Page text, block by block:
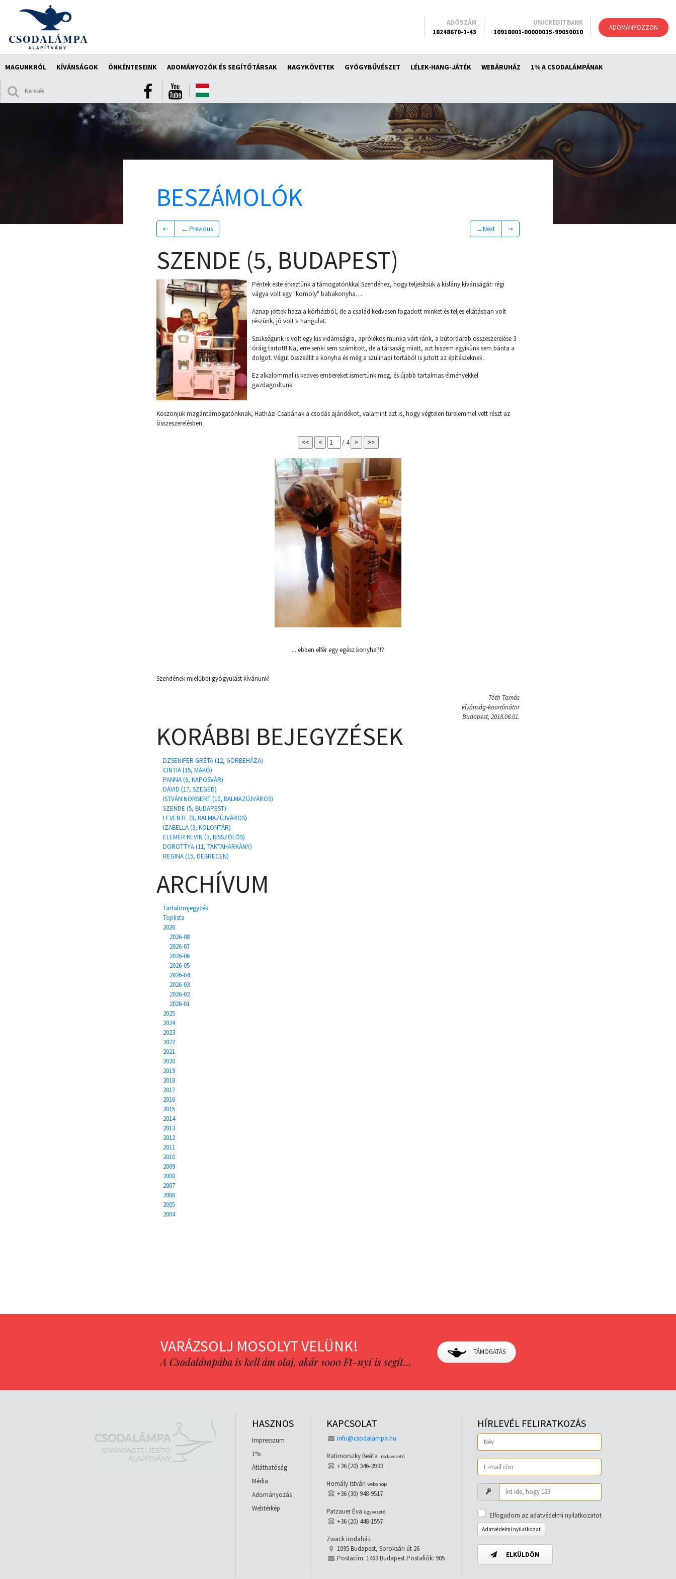
ADOMÁNYOZZON
MAGUNKRÓL KÍVÁNSÁGOK ÖNKÉNTESEINK ADOMÁNYOZÓK ÉS SEGÍTŐTÁRSAK NAGYKÖVETEK GYÓGYBŰVÉSZET LÉLEK-HANG-JÁTÉK WEBÁRUHÁZ 1% A CSODALÁMPÁNAK
ADÓSZÁM
18248670-1-43
UNICREDITBANK
10918001-00000015-99050010
BESZÁMOLÓK
⇠ ← Previous →Next ⇢
SZENDE (5, BUDAPEST)
Péntek este érkeztünk a támogatónkkal Szendéhez, hogy teljesítsük a kislány kívánságát: régi
vágya volt egy "komoly" babakonyha…
Aznap jöttek haza a kórházból, de a család kedvesen fogadott minket és teljes ellátásban volt
részünk, jó volt a hangulat.
Szükségünk is volt egy kis vidámságra, aprólékos munka várt ránk, a bútordarab összeszerelése 3
óráig tartott! Na, erre senki sem számított, de a társaság miatt, azt hiszem egyikünk sem bánta a
dolgot. Végül összeállt a konyha és még a szülinapi tortából is jutott az építészeknek.
Ez alkalommal is kedves embereket ismertünk meg, és újabb tartalmas élményekkel
gazdagodtunk.
Köszönjük magántámogatónknak, Hatházi Csabának a csodás ajándékot, valamint azt is, hogy végtelen türelemmel vett részt az
összeszerelésben.
/ 4
... ebben elfér egy egész konyha?!?
Szendének mielőbbi gyógyulást kívánunk!
Tóth Tamás
kívánság-koordinátor
Budapest, 2018.06.01.
KORÁBBI BEJEGYZÉSEK
DZSENIFER GRÉTA (12, GÖRBEHÁZA)
CINTIA (15, MAKÓ)
PANNA (6, KAPOSVÁR)
DÁVID (17, SZEGED)
ISTVÁN NORBERT (10, BALMAZÚJVÁROS)
SZENDE (5, BUDAPEST)
LEVENTE (8, BALMAZÚJVÁROS)
IZABELLA (3, KOLONTÁR)
ELEMÉR KEVIN (3, KISSZŐLŐS)
DOROTTYA (11, TAKTAHARKÁNY)
REGINA (15, DEBRECEN)
ARCHÍVUM
Tartalomjegyzék
Toplista
2026
2026-08
2026-07
2026-06
2026-05
2026-04
2026-03
2026-02
2026-01
2025
2024
2023
2022
2021
2020
2019
2018
2017
2016
2015
2014
2013
2012
2011
2010
2009
2008
2007
2006
2005
2004
VARÁZSOLJ MOSOLYT VELÜNK!
A Csodalámpába is kell ám olaj, akár 1000 Ft-nyi is segít…
TÁMOGATÁS
HASZNOS
Impresszum
1%
Átláthatóság
Média
Adományozás
Webtérkép
KAPCSOLAT
info@csodalampa.hu
Ratimorszky Beáta irodavezető
+36 (20) 346-3933
Homály István webshop
+36 (30) 948-9517
Patzauer Éva ügyvezető
+36 (20) 448-1557
Zwack irodaház
1095 Budapest, Soroksári út 26
Postacím: 1463 Budapest Postafiók: 905
HÍRLEVÉL FELIRATKOZÁS
Elfogadom az adatvédelmi nyilatkozatot
Adatvédelmi nyilatkozat
ELKÜLDÖM